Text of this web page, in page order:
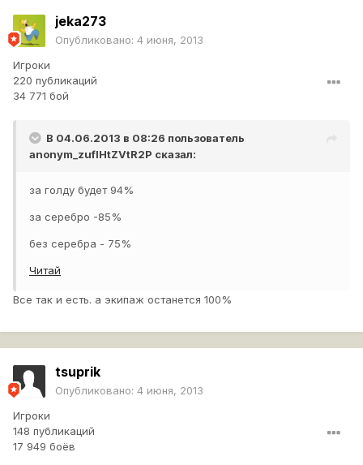
jeka273
Опубликовано: 4 июня, 2013
Игроки
220 публикаций
34 771 бой
В 04.06.2013 в 08:26 пользователь
anonym_zuflHtZVtR2P сказал:
за голду будет 94%
за серебро -85%
без серебра - 75%
Читай
Все так и есть. а экипаж останется 100%
tsuprik
Опубликовано: 4 июня, 2013
Игроки
148 публикаций
17 949 боёв